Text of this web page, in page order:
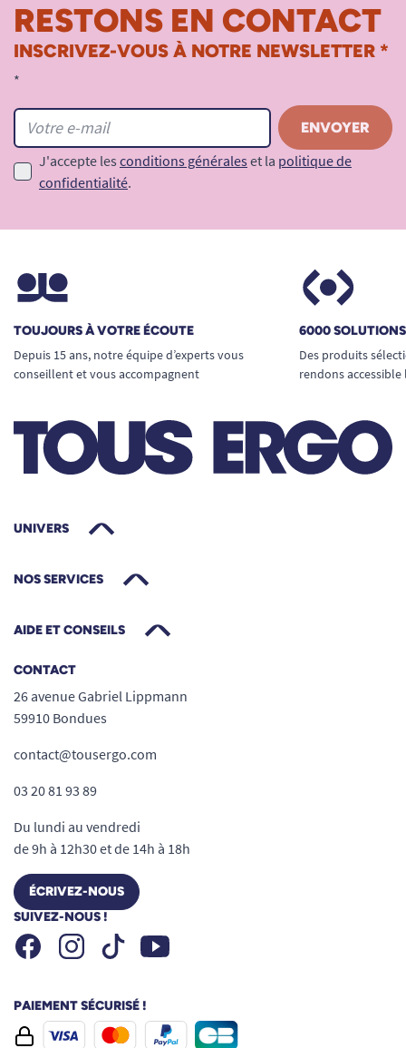
RESTONS EN CONTACT
INSCRIVEZ-VOUS À NOTRE NEWSLETTER *
*
J'accepte les conditions générales et la politique de
confidentialité.
TOUJOURS À VOTRE ÉCOUTE
Depuis 15 ans, notre équipe d’experts vous
conseillent et vous accompagnent
6000
Des produits
rendons
UNIVERS
NOS SERVICES
AIDE ET CONSEILS
CONTACT
26 avenue Gabriel Lippmann
59910 Bondues
contact@tousergo.com
03 20 81 93 89
Du lundi au vendredi
de 9h à 12h30 et de 14h à 18h
ÉCRIVEZ-NOUS
SUIVEZ-NOUS !
FacebookInstagramTiktok Youtube
PAIEMENT SÉCURISÉ !